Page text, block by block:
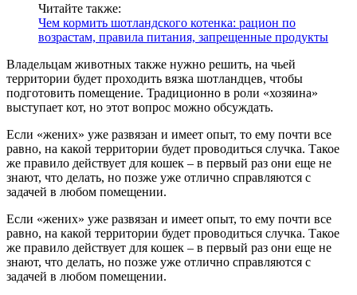
Читайте также:
Чем кормить шотландского котенка: рацион по
возрастам, правила питания, запрещенные продукты
Владельцам животных также нужно решить, на чьей
территории будет проходить вязка шотландцев, чтобы
подготовить помещение. Традиционно в роли «хозяина»
выступает кот, но этот вопрос можно обсуждать.
Если «жених» уже развязан и имеет опыт, то ему почти все
равно, на какой территории будет проводиться случка. Такое
же правило действует для кошек – в первый раз они еще не
знают, что делать, но позже уже отлично справляются с
задачей в любом помещении.
Если «жених» уже развязан и имеет опыт, то ему почти все
равно, на какой территории будет проводиться случка. Такое
же правило действует для кошек – в первый раз они еще не
знают, что делать, но позже уже отлично справляются с
задачей в любом помещении.